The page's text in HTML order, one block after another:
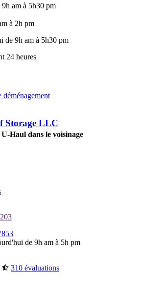
am à 5h30 pm
à 2h pm
de 9h am à 5h30 pm
24 heures
déménagement
Storage LLC
Haul dans le voisinage
de 9h am à 5h pm
310 évaluations